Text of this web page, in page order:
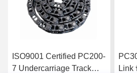
ISO9001 Certified PC200-
7 Undercarriage Track